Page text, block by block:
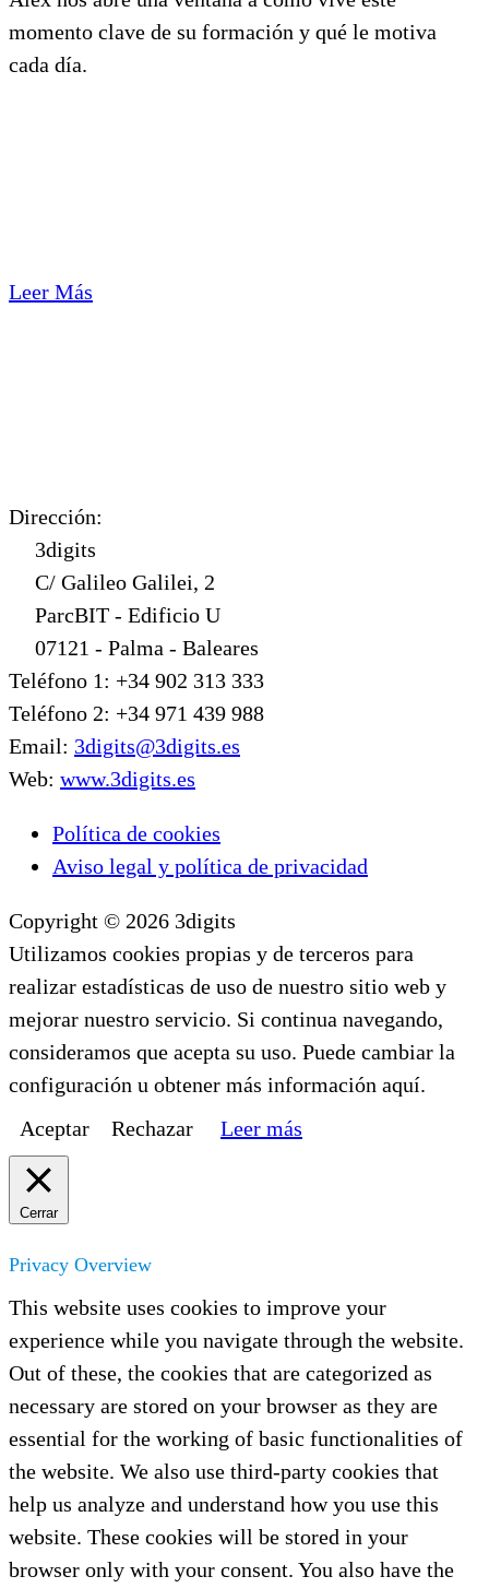
momento clave de su formación y qué le motiva
cada día.
Leer Más
Dirección:
3digits
C/ Galileo Galilei, 2
ParcBIT - Edificio U
07121 - Palma - Baleares
Teléfono 1: +34 902 313 333
Teléfono 2: +34 971 439 988
Email: 3digits@3digits.es
Web: www.3digits.es
Política de cookies
Aviso legal y política de privacidad
Copyright © 2026 3digits
Utilizamos cookies propias y de terceros para
realizar estadísticas de uso de nuestro sitio web y
mejorar nuestro servicio. Si continua navegando,
consideramos que acepta su uso. Puede cambiar la
configuración u obtener más información aquí.
Aceptar
Rechazar Leer más
Cerrar
Privacy Overview
This website uses cookies to improve your
experience while you navigate through the website.
Out of these, the cookies that are categorized as
necessary are stored on your browser as they are
essential for the working of basic functionalities of
the website. We also use third-party cookies that
help us analyze and understand how you use this
website. These cookies will be stored in your
browser only with your consent. You also have the